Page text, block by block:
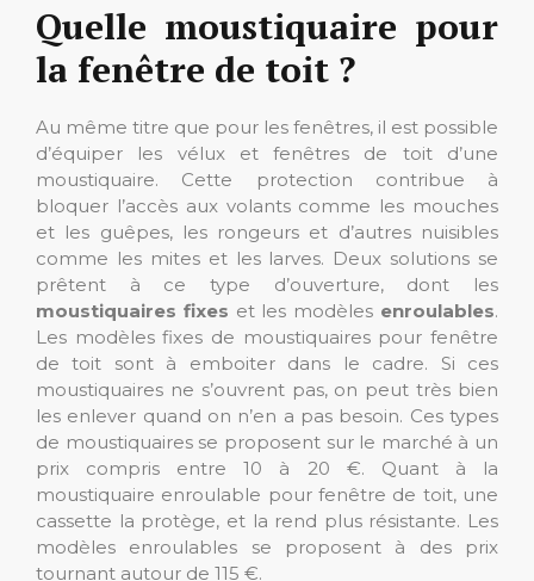
Quelle moustiquaire pour
la fenêtre de toit ?
Au même titre que pour les fenêtres, il est possible
d’équiper les vélux et fenêtres de toit d’une
moustiquaire. Cette protection contribue à
bloquer l’accès aux volants comme les mouches
et les guêpes, les rongeurs et d’autres nuisibles
comme les mites et les larves. Deux solutions se
prêtent à ce type d’ouverture, dont les
moustiquaires fixes et les modèles enroulables.
Les modèles fixes de moustiquaires pour fenêtre
de toit sont à emboiter dans le cadre. Si ces
moustiquaires ne s’ouvrent pas, on peut très bien
les enlever quand on n’en a pas besoin. Ces types
de moustiquaires se proposent sur le marché à un
prix compris entre 10 à 20 €. Quant à la
moustiquaire enroulable pour fenêtre de toit, une
cassette la protège, et la rend plus résistante. Les
modèles enroulables se proposent à des prix
tournant autour de 115 €.